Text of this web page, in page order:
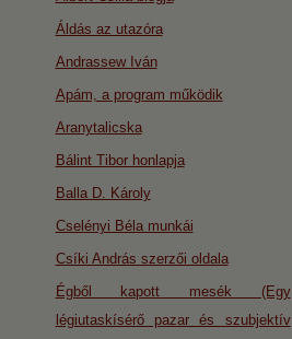
Áldás az utazóra
Andrassew Iván
Apám, a program működik
Aranytalicska
Bálint Tibor honlapja
Balla D. Károly
Cselényi Béla munkái
Csíki András szerzői oldala
Égből kapott mesék (Egy
légiutaskísérő pazar és szubjektív